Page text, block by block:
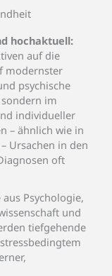
hochaktuell:
auf die
modernster
psychische
im
individueller
– ähnlich wie in
Ursachen in den
oft
Psychologie,
und
tiefgehende